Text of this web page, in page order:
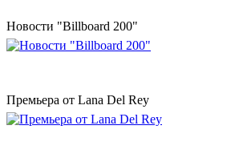
Новости "Billboard 200"
Премьера от Lana Del Rey